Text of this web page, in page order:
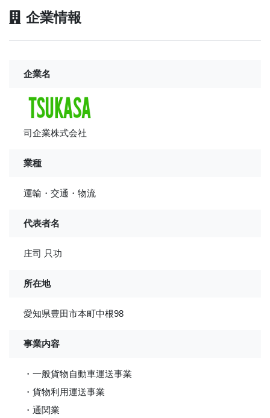
企業情報
企業名
司企業株式会社
業種
運輸・交通・物流
代表者名
庄司 只功
所在地
愛知県豊田市本町中根98
事業内容
・一般貨物自動車運送事業
・貨物利用運送事業
・通関業